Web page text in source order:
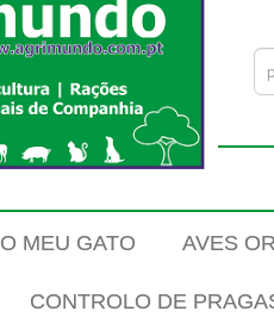
O MEU GATO AVES
CONTROLO DE